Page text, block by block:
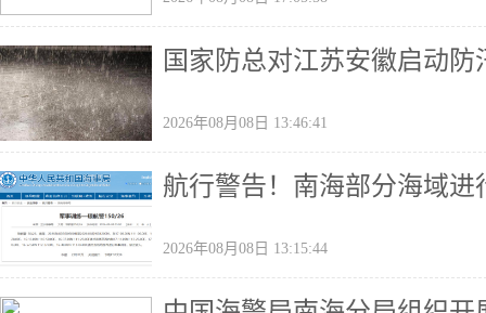
国家防总对江苏安徽启动
2026年08月08日 13:46:41
航行警告！南海部分海域进
2026年08月08日 13:15:44